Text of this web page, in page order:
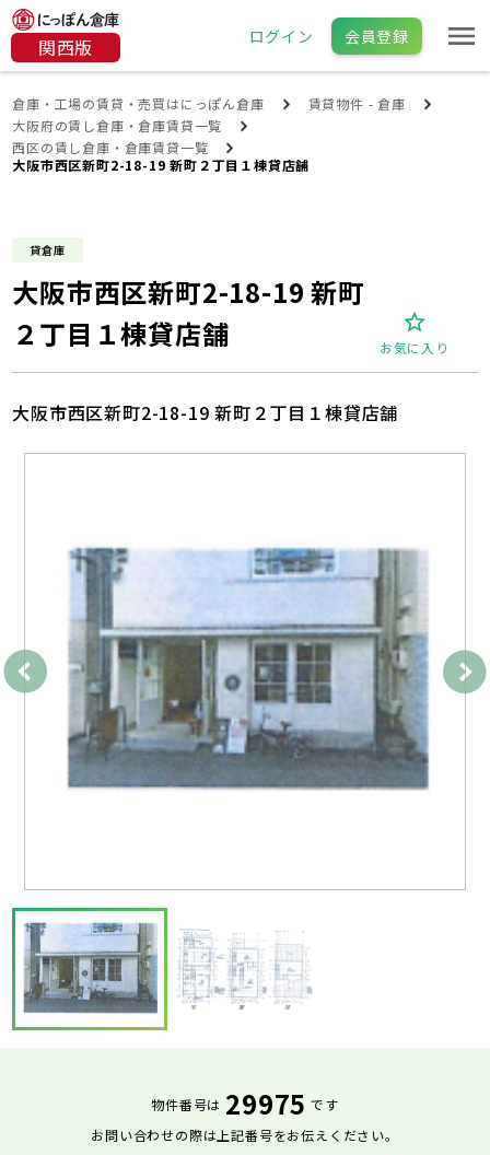
関西版 ログイン 会員登録
倉庫・工場の賃貸・売買はにっぽん倉庫
賃貸物件 - 倉庫
大阪府の賃し倉庫・倉庫賃貸一覧
西区の賃し倉庫・倉庫賃貸一覧
大阪市西区新町2-18-19 新町２丁目１棟貸店舗
貸倉庫
大阪市西区新町2-18-19 新町
２丁目１棟貸店舗
お気に入り
大阪市西区新町2-18-19 新町２丁目１棟貸店舗
物件番号は 29975 です
お問い合わせの際は上記番号をお伝えください。